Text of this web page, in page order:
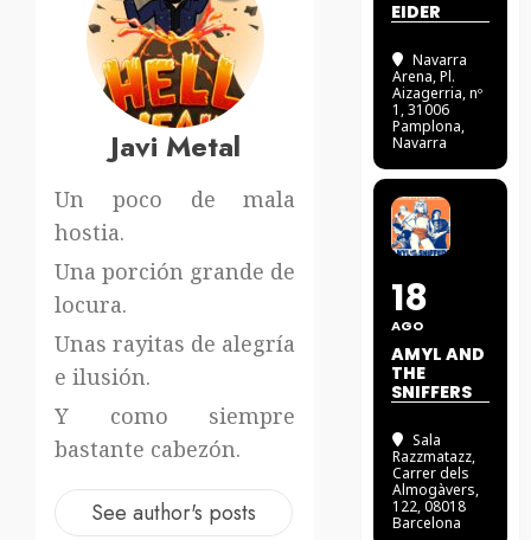
Javi Metal
Un poco de mala
hostia.
Una porción grande de
locura.
Unas rayitas de alegría
e ilusión.
Y como siempre
bastante cabezón.
See author's posts
EIDER
Navarra
Arena, Pl.
Aizagerria, nº
1, 31006
Pamplona,
Navarra
18
AGO
AMYL AND
THE
SNIFFERS
Sala
Razzmatazz,
Carrer dels
Almogàvers,
122, 08018
Barcelona